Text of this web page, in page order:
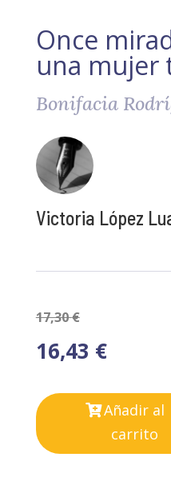
Once
una mujer
Bonifacia
Victoria López
17,30€
16,43 €
Añadir al
carrito